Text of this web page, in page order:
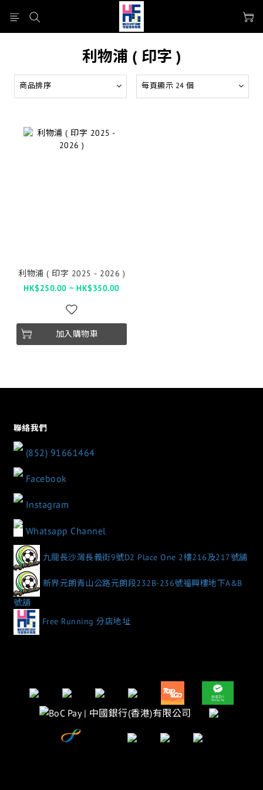
利物浦 ( 印字 )
商品排序 每頁顯示 24 個
利物浦 ( 印字 2025 - 2026 )
HK$250.00 ~ HK$350.00
加入購物車
聯絡我們
(852) 91661464
Facebook
Instagram
Whatsapp Channel
九龍長沙灣長義街9號D2 Place One 2樓216及217號舖
新界元朗青山公路元朗段232B-236號福興樓地下A&B
號舖
Free Running 分店地址